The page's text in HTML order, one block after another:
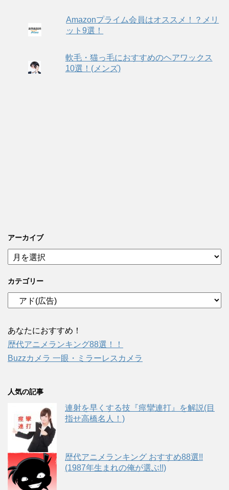
Amazonプライム会員はオススメ！？メリ
ット9選！
軟毛・猫っ毛におすすめのヘアワックス
10選！(メンズ)
アーカイブ
ア
ー
イ
カテゴリー
テ
リ
ー
あなたにおすすめ！
歴代アニメランキング88選！！
Buzzカメラ 一眼・ミラーレスカメラ
人気の記事
連射を早くする技『痙攣連打』を解説(目
指せ高橋名人！)
歴代アニメランキング おすすめ88選!!
(1987年生まれの俺が選ぶ!!)